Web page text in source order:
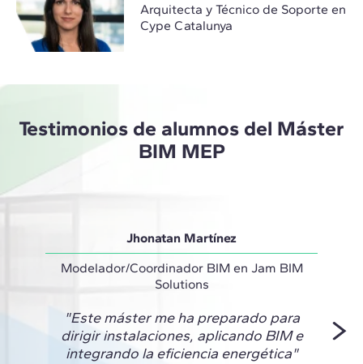
Arquitecta y Técnico de Soporte en
Cype Catalunya
Testimonios de alumnos del Máster
BIM MEP
Jhonatan Martínez
Modelador/Coordinador BIM en Jam BIM
Solutions
"Este máster me ha preparado para
dirigir instalaciones, aplicando BIM e
integrando la eficiencia energética"